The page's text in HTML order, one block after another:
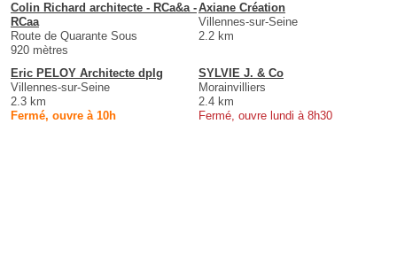
Colin Richard architecte - RCa&a -
RCaa
Route de Quarante Sous
920 mètres
Axiane Création
Villennes-sur-Seine
2.2 km
Eric PELOY Architecte dplg
Villennes-sur-Seine
2.3 km
Fermé, ouvre à 10h
SYLVIE J. & Co
Morainvilliers
2.4 km
Fermé, ouvre lundi à 8h30